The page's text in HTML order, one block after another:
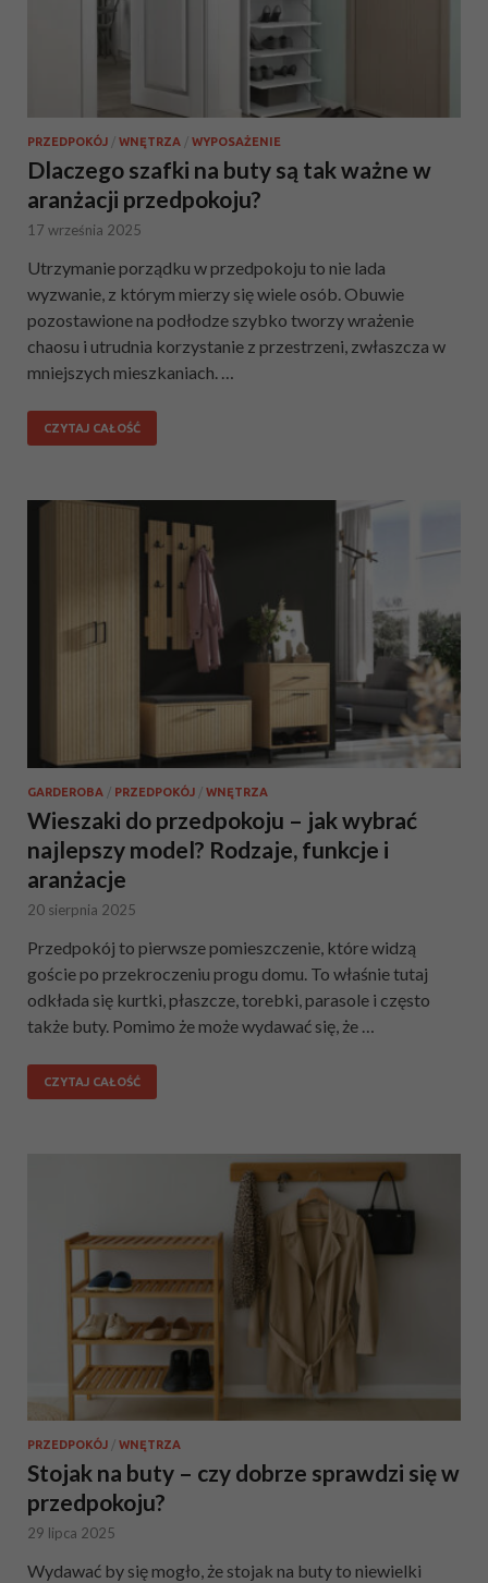
PRZEDPOKÓJ / WNĘTRZA / WYPOSAŻENIE
Dlaczego szafki na buty są tak ważne w
aranżacji przedpokoju?
17 września 2025
Utrzymanie porządku w przedpokoju to nie lada
wyzwanie, z którym mierzy się wiele osób. Obuwie
pozostawione na podłodze szybko tworzy wrażenie
chaosu i utrudnia korzystanie z przestrzeni, zwłaszcza w
mniejszych mieszkaniach. …
CZYTAJ CAŁOŚĆ
GARDEROBA / PRZEDPOKÓJ / WNĘTRZA
Wieszaki do przedpokoju – jak wybrać
najlepszy model? Rodzaje, funkcje i
aranżacje
20 sierpnia 2025
Przedpokój to pierwsze pomieszczenie, które widzą
goście po przekroczeniu progu domu. To właśnie tutaj
odkłada się kurtki, płaszcze, torebki, parasole i często
także buty. Pomimo że może wydawać się, że …
CZYTAJ CAŁOŚĆ
PRZEDPOKÓJ / WNĘTRZA
Stojak na buty – czy dobrze sprawdzi się w
przedpokoju?
29 lipca 2025
Wydawać by się mogło, że stojak na buty to niewielki